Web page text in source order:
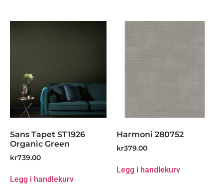
Sans Tapet ST1926
Organic Green
kr739.00
Legg i handlekurv
Harmoni 280752
kr379.00
Legg i handlekurv